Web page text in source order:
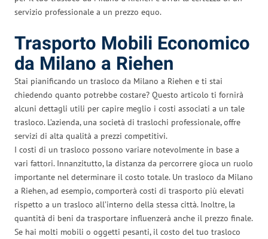
servizio professionale a un prezzo equo.
Trasporto Mobili Economico
da Milano a Riehen
Stai pianificando un trasloco da Milano a Riehen e ti stai
chiedendo quanto potrebbe costare? Questo articolo ti fornirà
alcuni dettagli utili per capire meglio i costi associati a un tale
trasloco. L’azienda, una società di traslochi professionale, offre
servizi di alta qualità a prezzi competitivi.
I costi di un trasloco possono variare notevolmente in base a
vari fattori. Innanzitutto, la distanza da percorrere gioca un ruolo
importante nel determinare il costo totale. Un trasloco da Milano
a Riehen, ad esempio, comporterà costi di trasporto più elevati
rispetto a un trasloco all’interno della stessa città. Inoltre, la
quantità di beni da trasportare influenzerà anche il prezzo finale.
Se hai molti mobili o oggetti pesanti, il costo del tuo trasloco